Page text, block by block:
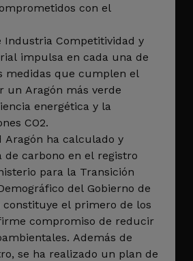
con el
Industria Competitividad y
impulsa en cada una de
medidas que cumplen el
un Aragón más verde
energética y la
CO2.
Aragón ha calculado y
carbono en el registro
para la Transición
del Gobierno de
constituye el primero de los
compromiso de reducir
Además de
se ha realizado un plan de